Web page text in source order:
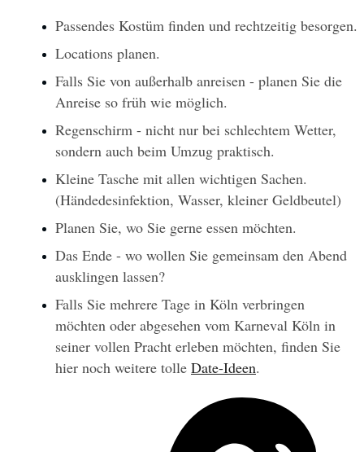
Passendes Kostüm finden und rechtzeitig besorgen.
Locations planen.
Falls Sie von außerhalb anreisen - planen Sie die
Anreise so früh wie möglich.
Regenschirm - nicht nur bei schlechtem Wetter,
sondern auch beim Umzug praktisch.
Kleine Tasche mit allen wichtigen Sachen.
(Händedesinfektion, Wasser, kleiner Geldbeutel)
Planen Sie, wo Sie gerne essen möchten.
Das Ende - wo wollen Sie gemeinsam den Abend
ausklingen lassen?
Falls Sie mehrere Tage in Köln verbringen
möchten oder abgesehen vom Karneval Köln in
seiner vollen Pracht erleben möchten, finden Sie
hier noch weitere tolle Date-Ideen.